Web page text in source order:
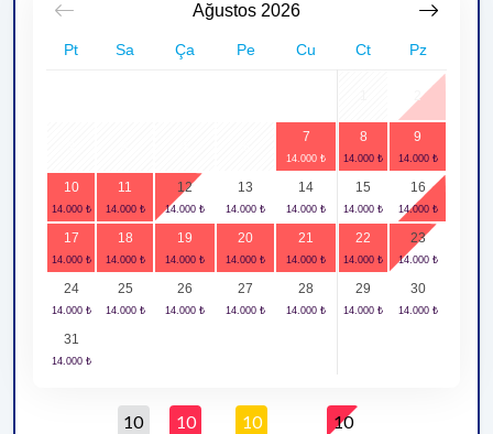
Ağustos 2026
Pt Sa Ça Pe Cu Ct Pz
2
7 8 9
10 11 12 13 14 15 16
17 18 19 20 21 22 23
24 25 26 27 28 29 30
31
10 10 10 10